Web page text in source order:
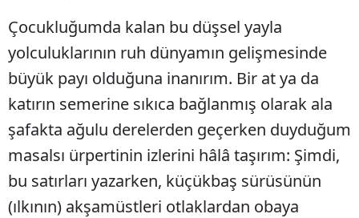
Çocukluğumda kalan bu düşsel yayla
yolculuklarının ruh dünyamın gelişmesinde
büyük payı olduğuna inanırım. Bir at ya da
katırın semerine sıkıca bağlanmış olarak ala
şafakta ağulu derelerden geçerken duyduğum
masalsı ürpertinin izlerini hâlâ taşırım: Şimdi,
bu satırları yazarken, küçükbaş sürüsünün
(ılkının) akşamüstleri otlaklardan obaya